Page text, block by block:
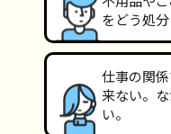
をどう処
仕事の関
来ない。
い。